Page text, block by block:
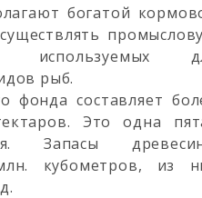
богатой
используемых
рыб.
фонда составляет
Это одна
Запасы
кубометров, из